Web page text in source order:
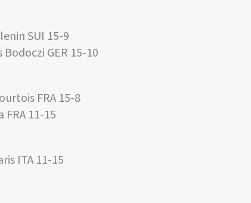
SUI 15-9
GER 15-10
FRA 15-8
FRA 11-15
ITA 11-15